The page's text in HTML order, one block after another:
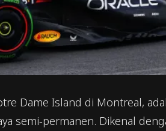
Dame Island di Montreal,
semi-permanen. Dikenal